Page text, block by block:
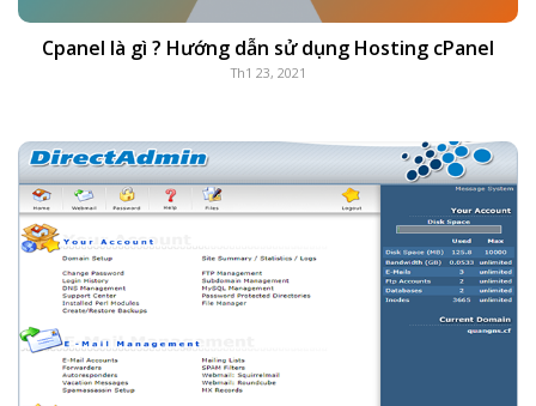
Cpanel là gì ? Hướng dẫn sử dụng Hosting cPanel
Th1 23, 2021